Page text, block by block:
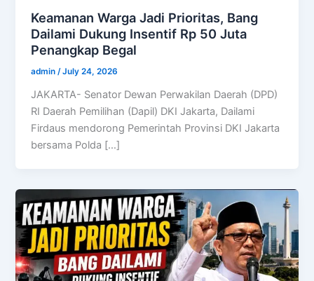
Keamanan Warga Jadi Prioritas, Bang
Dailami Dukung Insentif Rp 50 Juta
Penangkap Begal
admin/July 24, 2026
JAKARTA- Senator Dewan Perwakilan Daerah (DPD)
RI Daerah Pemilihan (Dapil) DKI Jakarta, Dailami
Firdaus mendorong Pemerintah Provinsi DKI Jakarta
bersama Polda […]